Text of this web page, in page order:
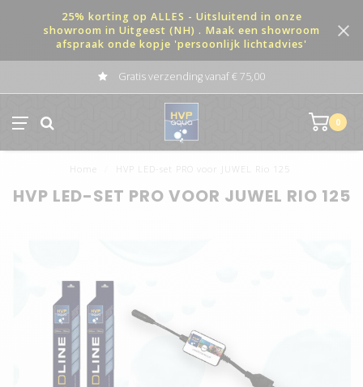
25% korting op ALLES - Uitsluitend in onze
showroom in Uitgeest (NH) . Maak een showroom
afspraak onde kopje 'persoonlijk lichtadvies'
Gratis verzending vanaf € 75,00
0
Home HVP LED-set PRO voor JUWEL Rio 125
HVP LED-SET PRO VOOR JUWEL RIO 125